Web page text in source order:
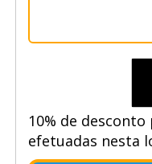
10% de
efetuadas nesta